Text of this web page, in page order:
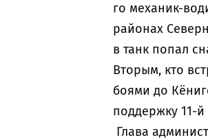
го механик-
районах
в танк попал
Вторым, кто
боями до
поддержку 11-
Глава